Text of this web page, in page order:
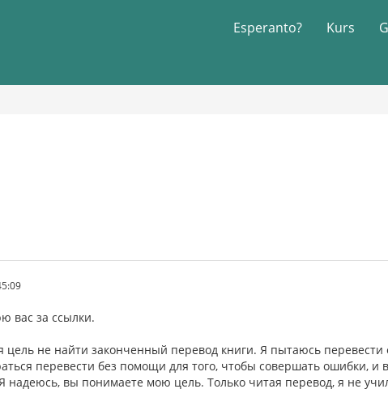
Esperanto? Kurs
вас за ссылки.
цель не найти законченный перевод книги. Я пытаюсь
перевести без помощи для того, чтобы совершать ошибки,
надеюсь, вы понимаете мою цель. Только читая перевод, я не